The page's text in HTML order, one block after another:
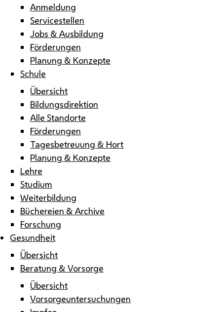
Anmeldung
Servicestellen
Jobs & Ausbildung
Förderungen
Planung & Konzepte
Schule
Übersicht
Bildungsdirektion
Alle Standorte
Förderungen
Tagesbetreuung & Hort
Planung & Konzepte
Lehre
Studium
Weiterbildung
Büchereien & Archive
Forschung
Gesundheit
Übersicht
Beratung & Vorsorge
Übersicht
Vorsorgeuntersuchungen